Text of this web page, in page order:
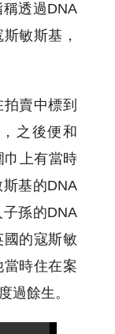
透過DNA
敏斯基，
賣中標到
之後便和
巾上有當時
基的DNA
孫的DNA
的寇斯敏
時住在案
過餘生。